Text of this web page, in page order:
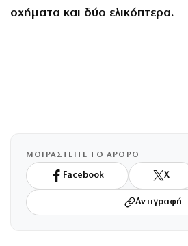
οχήματα και δύο ελικόπτερα.
ΜΟΙΡΑΣΤΕΙΤΕ ΤΟ ΑΡΘΡΟ
Facebook X
Αντιγραφή